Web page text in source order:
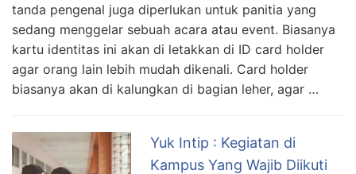
tanda pengenal juga diperlukan untuk panitia yang
sedang menggelar sebuah acara atau event. Biasanya
kartu identitas ini akan di letakkan di ID card holder
agar orang lain lebih mudah dikenali. Card holder
biasanya akan di kalungkan di bagian leher, agar …
Yuk Intip : Kegiatan di
Kampus Yang Wajib Diikuti